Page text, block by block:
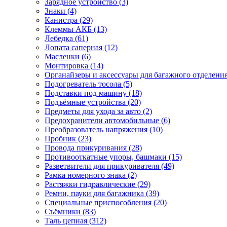
Знаки (4)
Канистра (29)
Клеммы АКБ (13)
Лебедка (61)
Лопата саперная (12)
Масленки (6)
Монтировка (14)
Органайзеры и аксессуары для багажного
Подогреватель тосола (5)
Подставки под машину (18)
Подъёмные устройства (20)
Предметы для ухода за авто (2)
Предохранители автомобильные (6)
Преобразователь напряжения (10)
Пробник (23)
Провода прикуривания (28)
Противооткатные упоры, башмаки (15)
Разветвители для прикуривателя (49)
Рамка номерного знака (2)
Растяжки гидравлические (29)
Ремни, пауки для багажника (39)
Специальные приспособления (20)
Съёмники (83)
Таль цепная (312)